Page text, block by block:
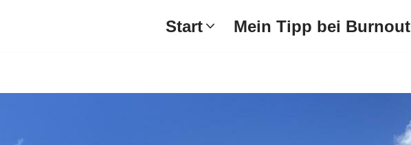
Start Mein Tipp bei Burnout